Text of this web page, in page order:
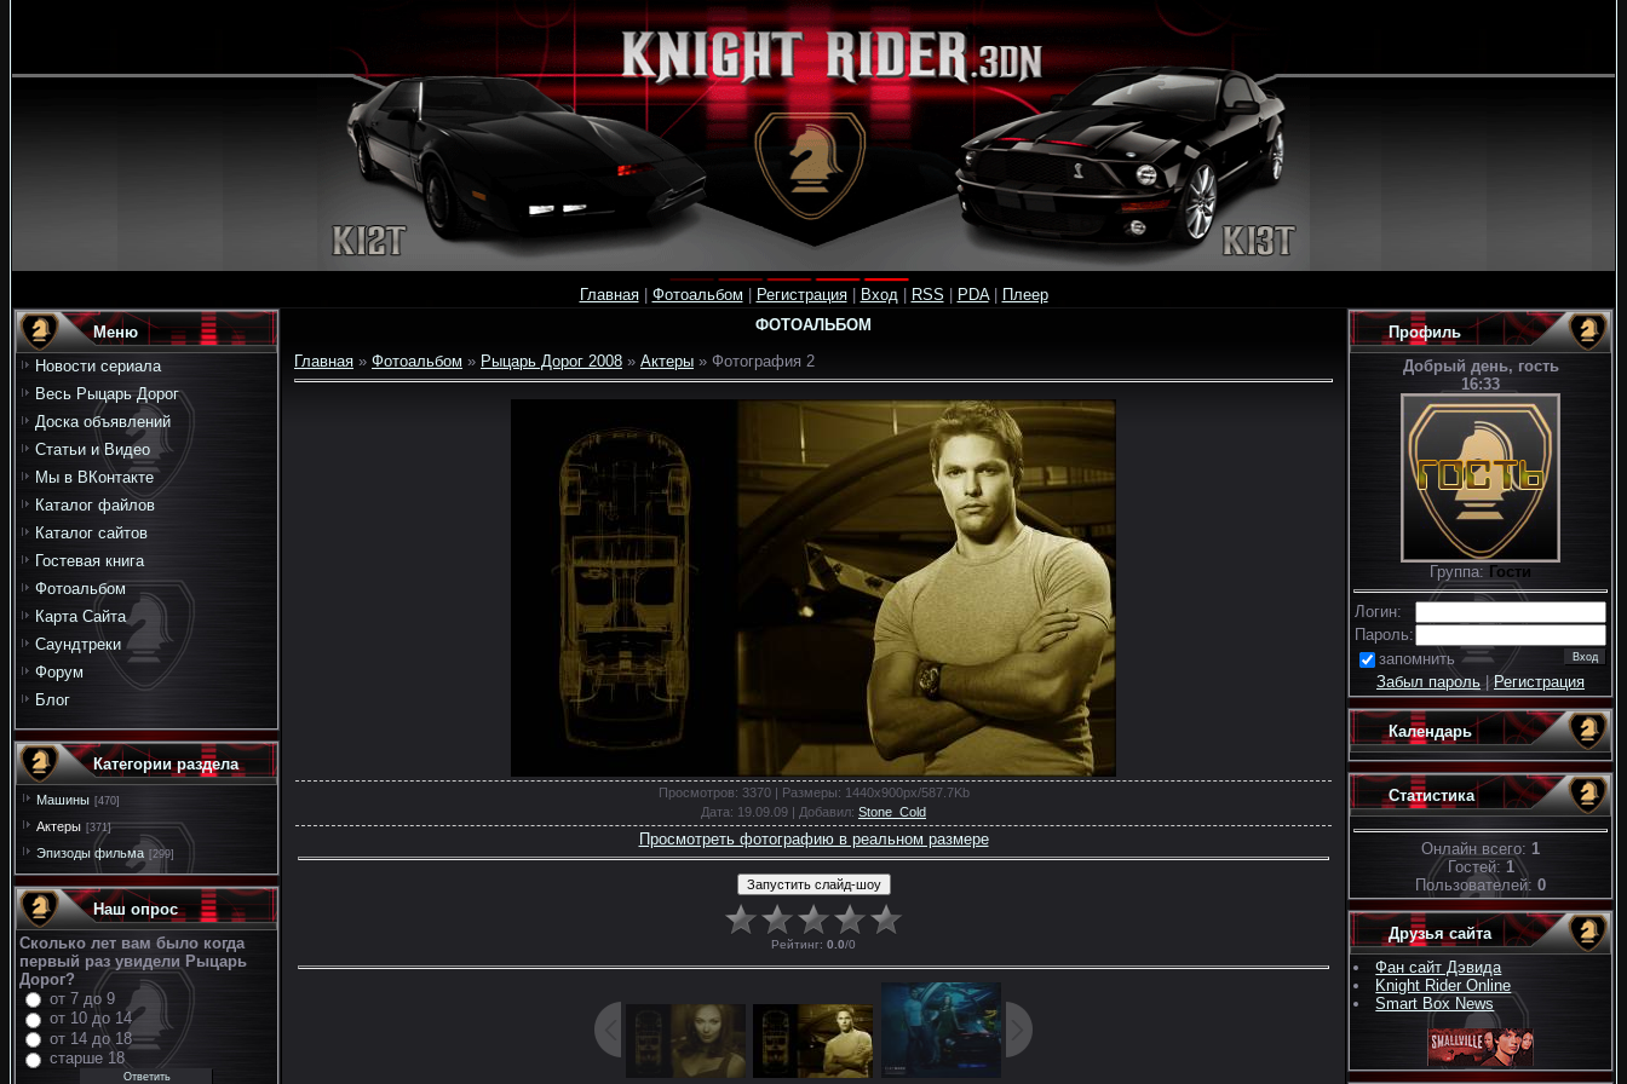
Главная| Фотоальбом Регистрация| Вход| RSS PDA| Плеер
Меню
Новости сериала
Весь Рыцарь Дорог
Доска объявлений
Статьи и Видео
Мы в ВКонтакте
Каталог файлов
Каталог сайтов
Гостевая книга
Фотоальбом
Карта Сайта
Саундтреки
Форум
Блог
Категории раздела
Машины [470]
Актеры [371]
Эпизоды фильма [299]
Наш опрос
Сколько лет вам было когда
первый раз увидели Рыцарь
Дорог?
от 7 до 9
от 10 до 14
от 14 до 18
старше 18
ФОТОАЛЬБОМ
Главная » Фотоальбом » Рыцарь Дорог 2008 » Актеры » Фотография 2
Просмотров: 3370 | Размеры: 1440x900px/587.7Kb
Дата: 19.09.09 | Добавил: Stone_Cold
Просмотреть фотографию в реальном размере
Рейтинг: 0.0/0
Профиль
Добрый день, гость
16:33
Группа: Гости
Логин:
Пароль:
запомнить
Забыл пароль|Регистрация
Календарь
Статистика
Онлайн всего: 1
Гостей: 1
Пользователей: 0
Друзья сайта
Фан сайт Дэвида
Knight Rider Online
Smart Box News